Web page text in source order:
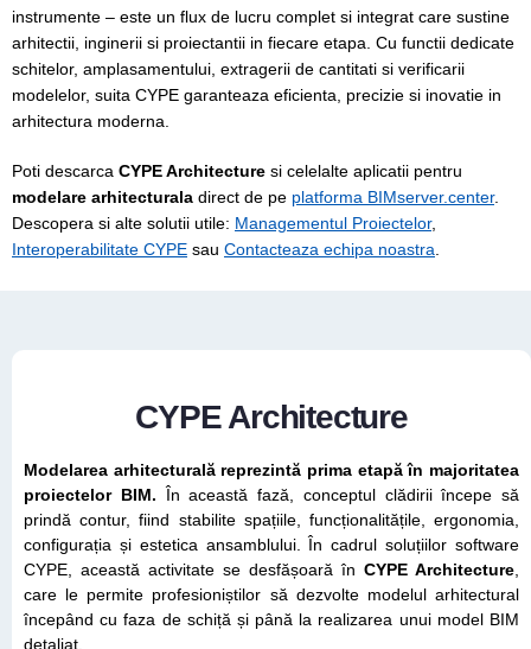
instrumente – este un flux de lucru complet si integrat care sustine
arhitectii, inginerii si proiectantii in fiecare etapa. Cu functii dedicate
schitelor, amplasamentului, extragerii de cantitati si verificarii
modelelor, suita CYPE garanteaza eficienta, precizie si inovatie in
arhitectura moderna.
Poti descarca CYPE Architecture si celelalte aplicatii pentru
modelare arhitecturala direct de pe platforma BIMserver.center.
Descopera si alte solutii utile: Managementul Proiectelor,
Interoperabilitate CYPE sau Contacteaza echipa noastra
CYPE Architecture
Modelarea arhitecturală reprezintă prima etapă în majoritatea
proiectelor BIM. În această fază, conceptul clădirii începe să
prindă contur, fiind stabilite spațiile, funcționalitățile, ergonomia,
configurația și estetica ansamblului. În cadrul soluțiilor software
CYPE, această activitate se desfășoară în CYPE Architecture,
care le permite profesioniștilor să dezvolte modelul arhitectural
începând cu faza de schiță și până la realizarea unui model BIM
detaliat.